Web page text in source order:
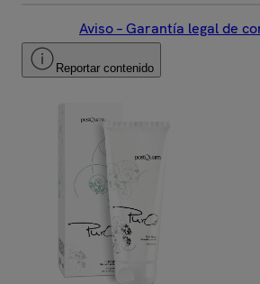
Aviso – Garantía legal de
Reportar contenido